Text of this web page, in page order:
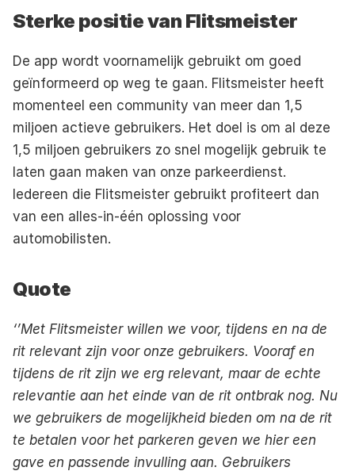
Sterke positie van Flitsmeister
De app wordt voornamelijk gebruikt om goed
geïnformeerd op weg te gaan. Flitsmeister heeft
momenteel een community van meer dan 1,5
miljoen actieve gebruikers. Het doel is om al deze
1,5 miljoen gebruikers zo snel mogelijk gebruik te
laten gaan maken van onze parkeerdienst.
Iedereen die Flitsmeister gebruikt profiteert dan
van een alles-in-één oplossing voor
automobilisten.
Quote
‘’Met Flitsmeister willen we voor, tijdens en na de
rit relevant zijn voor onze gebruikers. Vooraf en
tijdens de rit zijn we erg relevant, maar de echte
relevantie aan het einde van de rit ontbrak nog. Nu
we gebruikers de mogelijkheid bieden om na de rit
te betalen voor het parkeren geven we hier een
gave en passende invulling aan. Gebruikers